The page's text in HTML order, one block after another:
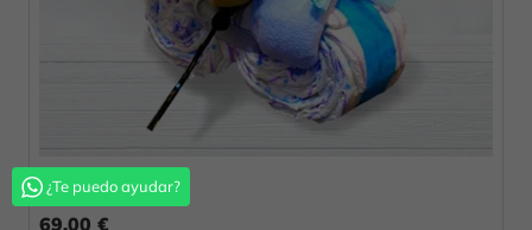
Moto Bebé Nene
69,00 €
¿Te puedo ayudar?